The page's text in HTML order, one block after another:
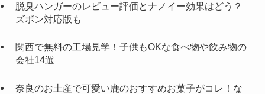
脱臭ハンガーのレビュー評価とナノイー効果はどう？
ズボン対応版も
関西で無料の工場見学！子供もOKな食べ物や飲み物の
会社14選
奈良のお土産で可愛い鹿のおすすめお菓子がコレ！な